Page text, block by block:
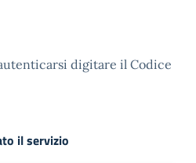
digitare il Codice
il servizio